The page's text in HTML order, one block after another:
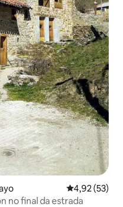
4,92 de uma
4,92 (53)
no final da estrada